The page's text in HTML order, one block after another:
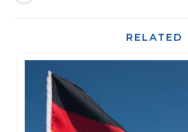
RELATED